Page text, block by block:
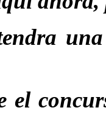
el